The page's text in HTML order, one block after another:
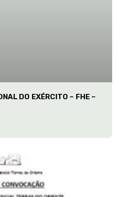
DO EXÉRCITO – FHE –